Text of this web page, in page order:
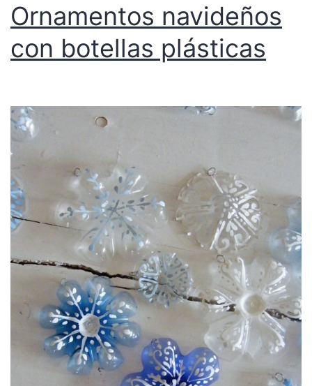
Ornamentos navideños
con botellas plásticas